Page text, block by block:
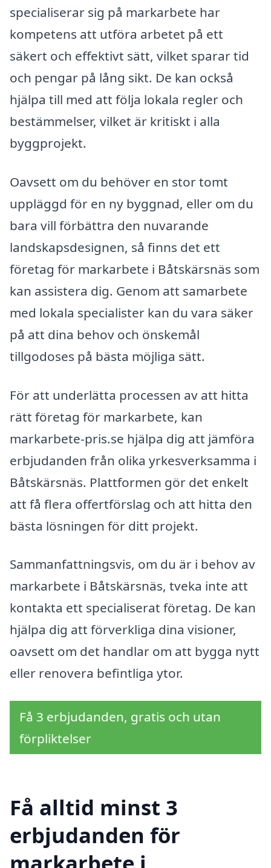
specialiserar sig på markarbete har
kompetens att utföra arbetet på ett
säkert och effektivt sätt, vilket sparar tid
och pengar på lång sikt. De kan också
hjälpa till med att följa lokala regler och
bestämmelser, vilket är kritiskt i alla
byggprojekt.
Oavsett om du behöver en stor tomt
uppläggd för en ny byggnad, eller om du
bara vill förbättra den nuvarande
landskapsdesignen, så finns det ett
företag för markarbete i Båtskärsnäs som
kan assistera dig. Genom att samarbete
med lokala specialister kan du vara säker
på att dina behov och önskemål
tillgodoses på bästa möjliga sätt.
För att underlätta processen av att hitta
rätt företag för markarbete, kan
markarbete-pris.se hjälpa dig att jämföra
erbjudanden från olika yrkesverksamma i
Båtskärsnäs. Plattformen gör det enkelt
att få flera offertförslag och att hitta den
bästa lösningen för ditt projekt.
Sammanfattningsvis, om du är i behov av
markarbete i Båtskärsnäs, tveka inte att
kontakta ett specialiserat företag. De kan
hjälpa dig att förverkliga dina visioner,
oavsett om det handlar om att bygga nytt
eller renovera befintliga ytor.
Få 3 erbjudanden, gratis och utan
förpliktelser
Få alltid minst 3
erbjudanden för